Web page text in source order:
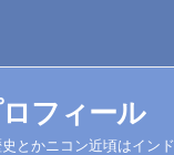
フィール
とかニコン近頃はインド